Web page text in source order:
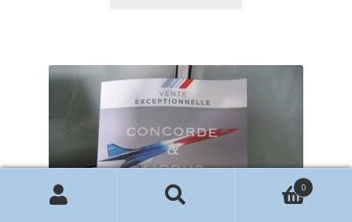
Recherche
Recherche
0